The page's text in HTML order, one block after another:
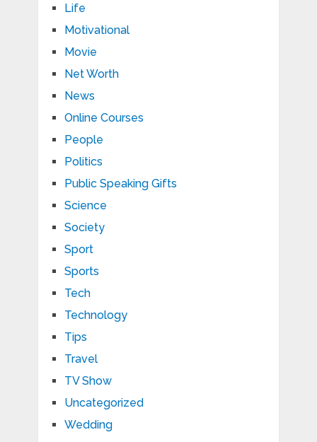
Life
Motivational
Movie
Net Worth
News
Online Courses
People
Politics
Public Speaking Gifts
Science
Society
Sport
Sports
Tech
Technology
Tips
Travel
TV Show
Uncategorized
Wedding